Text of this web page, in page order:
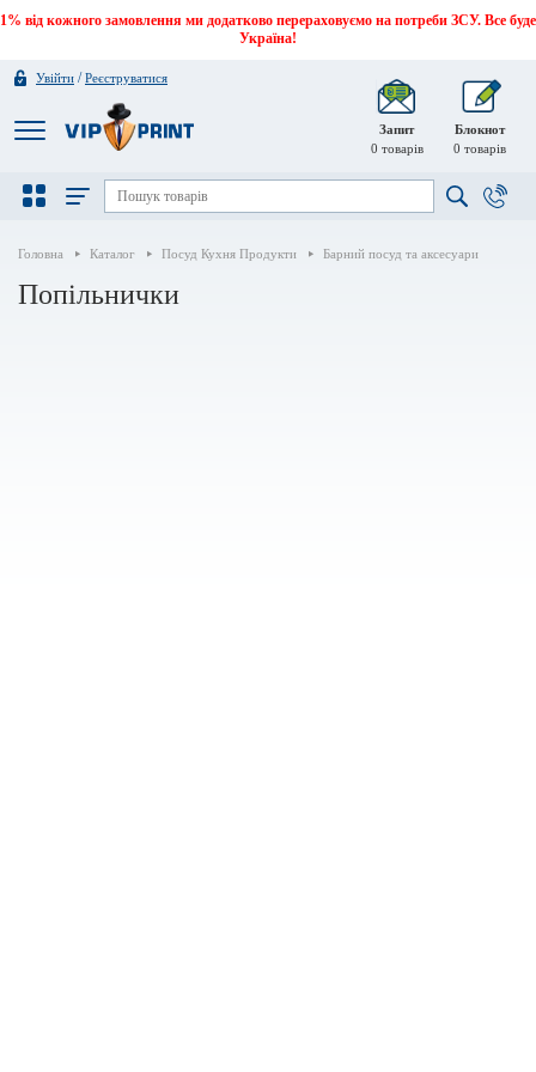
1% від кожного замовлення ми додатково перераховуємо на потреби ЗСУ. Все буде
Україна!
Увійти /Реєструватися
Запит
0 товарів
Блокнот
0 товарів
Головна Каталог Посуд Кухня Продукти Барний посуд та аксесуари
Попільнички